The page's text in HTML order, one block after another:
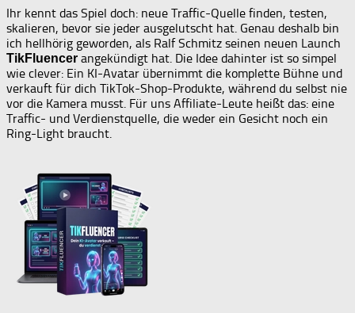
Ihr kennt das Spiel doch: neue Traffic-Quelle finden, testen,
skalieren, bevor sie jeder ausgelutscht hat. Genau deshalb bin
ich hellhörig geworden, als Ralf Schmitz seinen neuen Launch
TikFluencer angekündigt hat. Die Idee dahinter ist so simpel
wie clever: Ein KI-Avatar übernimmt die komplette Bühne und
verkauft für dich TikTok-Shop-Produkte, während du selbst nie
vor die Kamera musst. Für uns Affiliate-Leute heißt das: eine
Traffic- und Verdienstquelle, die weder ein Gesicht noch ein
Ring-Light braucht.